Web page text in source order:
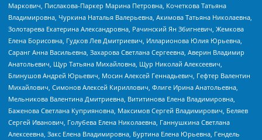
Маркович, Пислакова-Паркер Марина Петровна, Кочеткова Татьяна
Владимировна, Чуркина Наталья Валерьевна, Акимова Татьяна Николаевна,
Золотарева Екатерина Александровна, Рачинский Ян Збигневич, Жемкова
Елена Борисовна, Гудков Лев Дмитриевич, Илларионова Юлия Юрьевна,
Саранг Анна Васильевна, Захарова Светлана Сергеевна, Аверин Владимир
Анатольевич, Щур Татьяна Михайловна, Щур Николай Алексеевич,
Блинушов Андрей Юрьевич, Мосин Алексей Геннадьевич, Гефтер Валентин
Михайлович, Симонов Алексей Кириллович, Флиге Ирина Анатольевна,
Мельникова Валентина Дмитриевна, Вититинова Елена Владимировна,
Баженова Светлана Куприяновна, Максимов Сергей Владимирович, Беляев
Сергей Иванович, Голубева Елена Николаевна, Ганнушкина Светлана
Алексеевна, Закс Елена Владимировна, Буртина Елена Юрьевна, Гендель